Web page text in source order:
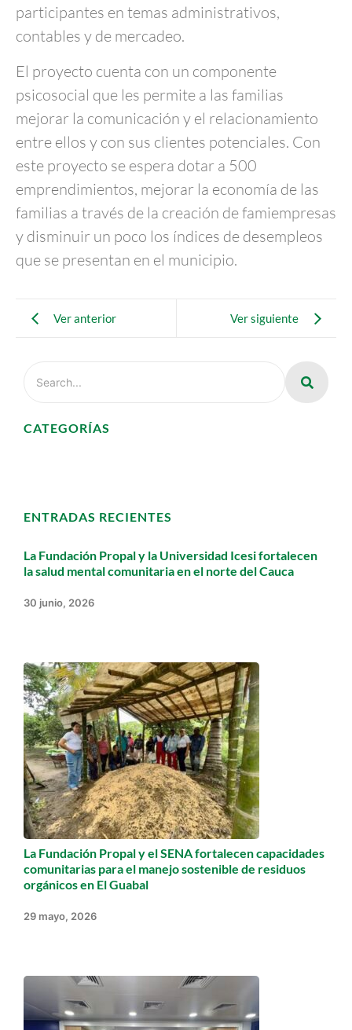
participantes en temas administrativos,
contables y de mercadeo.
El proyecto cuenta con un componente
psicosocial que les permite a las familias
mejorar la comunicación y el relacionamiento
entre ellos y con sus clientes potenciales. Con
este proyecto se espera dotar a 500
emprendimientos, mejorar la economía de las
familias a través de la creación de famiempresas
y disminuir un poco los índices de desempleos
que se presentan en el municipio.
Ver anterior Ver siguiente
CATEGORÍAS
ENTRADAS RECIENTES
La Fundación Propal y la Universidad Icesi fortalecen
la salud mental comunitaria en el norte del Cauca
30 junio, 2026
La Fundación Propal y el SENA fortalecen capacidades
comunitarias para el manejo sostenible de residuos
orgánicos en El Guabal
29 mayo, 2026